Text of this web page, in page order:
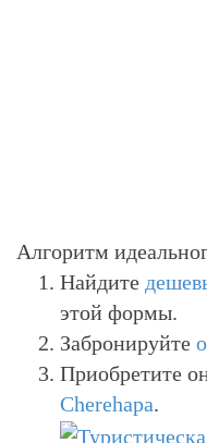
Алгоритм
Найдите
этой формы.
Забронируйте
Приобретите
Cherehapa.